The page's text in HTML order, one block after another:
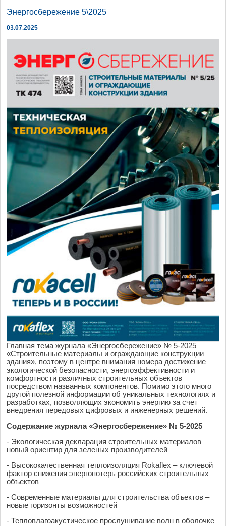
Энергосбережение 5\2025
03.07.2025
Главная тема журнала «Энергосбережение» № 5-2025 –
«Строительные материалы и ограждающие конструкции
здания», поэтому в центре внимания номера достижение
экологической безопасности, энергоэффективности и
комфортности различных строительных объектов
посредством названных компонентов. Помимо этого много
другой полезной информации об уникальных технологиях и
разработках, позволяющих экономить энергию за счет
внедрения передовых цифровых и инженерных решений.
Содержание журнала «Энергосбережение» № 5-2025
- Экологическая декларация строительных материалов –
новый ориентир для зеленых производителей
- Высококачественная теплоизоляция Rokaflex – ключевой
фактор снижения энергопотерь российских строительных
объектов
- Современные материалы для строительства объектов –
новые горизонты возможностей
- Тепловлагоакустическое прослушивание волн в оболочке